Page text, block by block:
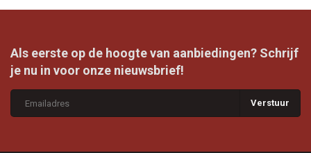
Als eerste op de hoogte van aanbiedingen? Schrijf
je nu in voor onze nieuwsbrief!
Verstuur